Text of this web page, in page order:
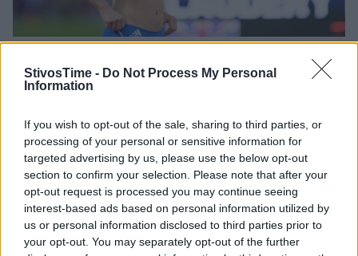
StivosTime - Do Not Process My Personal
Information
If you wish to opt-out of the sale, sharing to third parties, or
processing of your personal or sensitive information for
targeted advertising by us, please use the below opt-out
section to confirm your selection. Please note that after your
opt-out request is processed you may continue seeing
interest-based ads based on personal information utilized by
us or personal information disclosed to third parties prior to
your opt-out. You may separately opt-out of the further
Κόντρα ολυμπιονικών στο επί κοντώ με Στεφανίδη και
Μουν στη Βοστόνη
Η Κατερίνα Στεφανίδη μετά τη Βοστόνη έχει προγραμματίσει ν'
αγωνιστεί στη Νέα Υόρκη στις 11 Φεβρουαρίου, μετά στο
Λιεβάν στις 15 του ίδιου μήνα και στις 25 Φλεβάρη στο
Μπέρμιγχαμ.
22/01/2023 • 14:11